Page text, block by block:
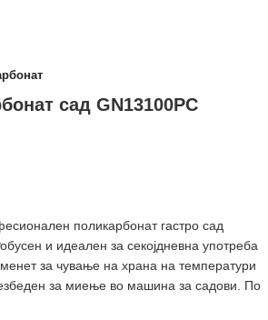
сад GN13100PC
поликарбонат гастро сад
и идеален за секојдневна употреба
за чување на храна на температури
за миење во машина за садови. По